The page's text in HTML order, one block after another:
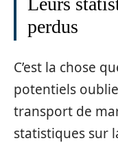
perdus
C’est la chose
potentiels
transport de
statistiques sur